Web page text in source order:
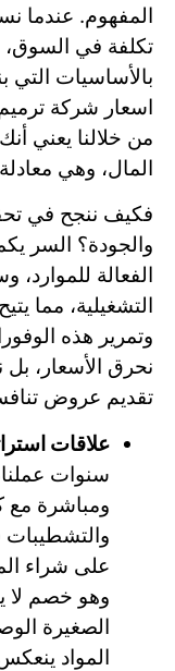
المفهوم. عندما
تكلفة في السوق،
بالأساسيات التي
اسعار شركة
من خلالنا يعني
المال، وهي
فكيف ننجح في
والجودة؟ السر
الفعالة للموارد،
التشغيلية، مما
وتمرير هذه
نحرق الأسعار،
تقديم عروض
علاقات
سنوات
ومباشرة مع
والتشطيبات
على شراء
وهو خصم لا
الصغيرة
المواد